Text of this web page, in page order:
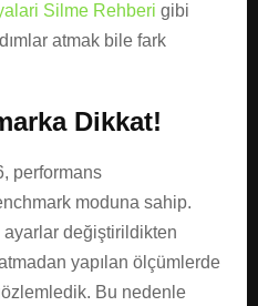
Silme Rehberi gibi
atmak bile fark
Dikkat!
performans
moduna sahip.
değiştirildikten
yapılan ölçümlerde
Bu nedenle